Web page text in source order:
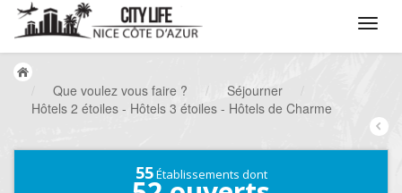
Que voulez vous faire ? / Séjourner
/
Hôtels 2 étoiles - Hôtels 3 étoiles - Hôtels de Charme
55Établissements dont